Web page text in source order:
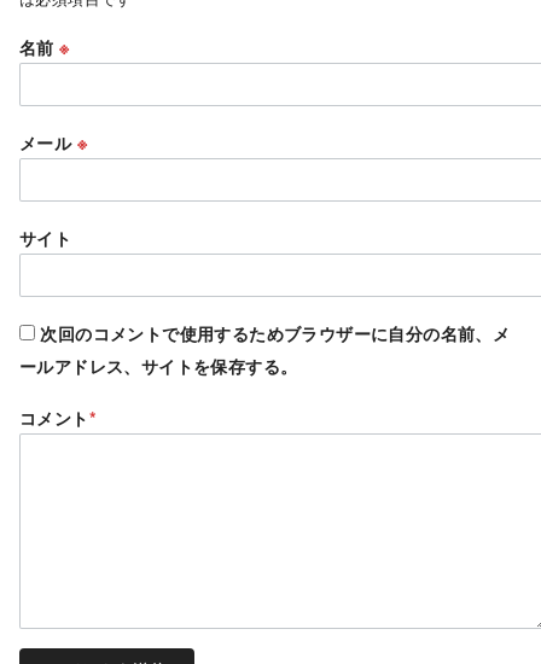
名前※
メール ※
サイト
次回のコメントで使用するためブラウザーに自分の名前、メ
ールアドレス、サイトを保存する。
コメント*